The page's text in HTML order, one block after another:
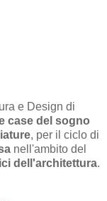
e Design di
case del sogno
, per il ciclo di
nell'ambito del
dell'architettura.